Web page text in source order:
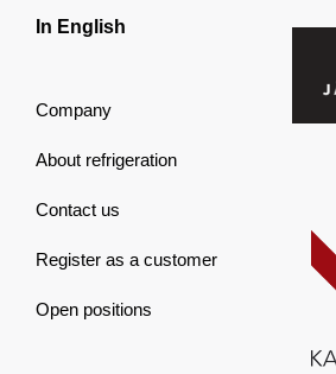
In English
Company
About refrigeration
Contact us
Register as a customer
Open positions